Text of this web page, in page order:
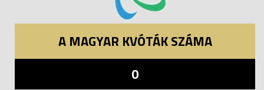
A MAGYAR KVÓTÁK SZÁMA
0